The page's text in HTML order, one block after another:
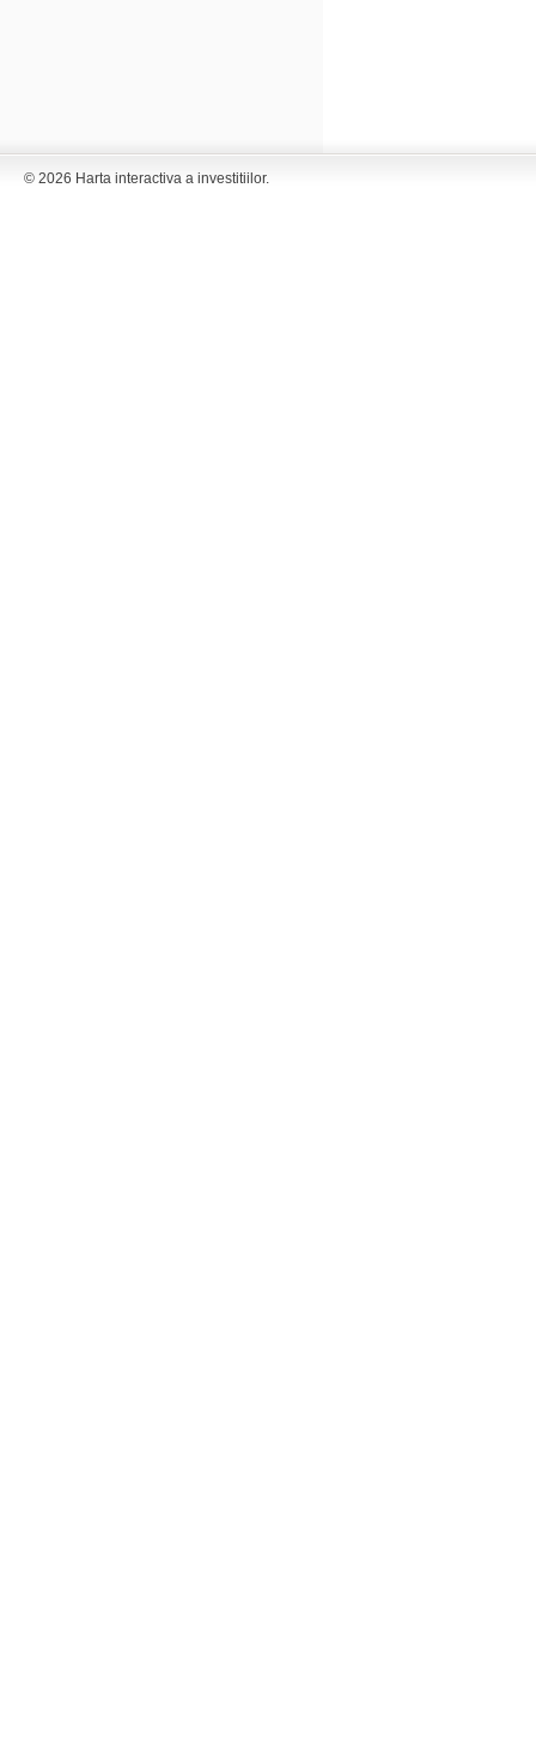
© 2026 Harta interactiva a investitiilor.